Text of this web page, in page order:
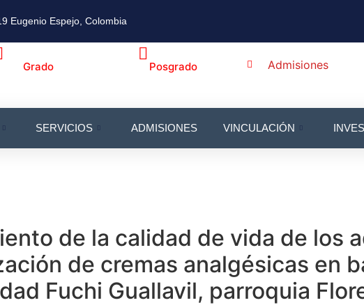
Eugenio Espejo, Colombia
Grado Posgrado Admisiones
SERVICIOS ADMISIONES VINCULACIÓN
de la calidad de vida de los
de cremas analgésicas en
Fuchi Guallavil, parroquia